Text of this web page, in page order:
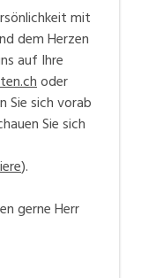
mit
dem Herzen
auf Ihre
oder
Sie sich vorab
Sie sich
).
gerne Herr